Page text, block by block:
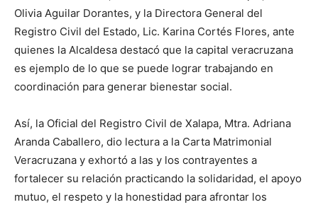
Olivia Aguilar Dorantes, y la Directora General del
Registro Civil del Estado, Lic. Karina Cortés Flores, ante
quienes la Alcaldesa destacó que la capital veracruzana
es ejemplo de lo que se puede lograr trabajando en
coordinación para generar bienestar social.
Así, la Oficial del Registro Civil de Xalapa, Mtra. Adriana
Aranda Caballero, dio lectura a la Carta Matrimonial
Veracruzana y exhortó a las y los contrayentes a
fortalecer su relación practicando la solidaridad, el apoyo
mutuo, el respeto y la honestidad para afrontar los